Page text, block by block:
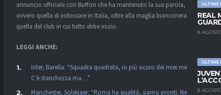
ULTIME
REAL
8
ULTIME
8
annuncio ufficiale con Buffon che ha mantenuto la sua parola,
ovvero quella di indossare in Italia, oltre alla maglia bianconera, solo
quella del club in cui tutto ebbe inizio.
LEGGI ANCHE:
Inter, Barella: “Squadra quadrata, io più sicuro dei miei mezzi.
C’è stanchezza ma…”
Manchester, Solskjaer: “Roma ha qualità, siamo pronti. Nessuna